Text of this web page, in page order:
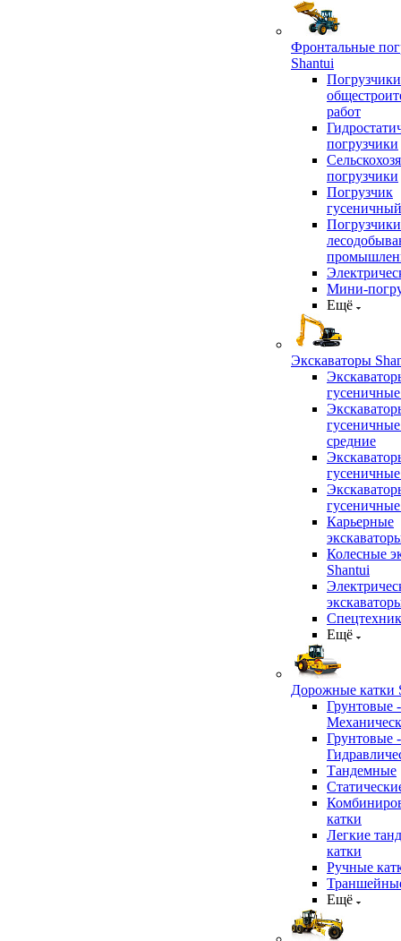
Фронтальные
Shantui
работ
погрузчики
погрузчики
Погрузчик
гусеничный
Мини-
Ещё
Экскаваторы
средние
Карьерные
Колесные
Shantui
Ещё
Дорожные катки
Грунтовые -
Грунтовые -
Тандемные
катки
Легкие
катки
Ручные
Ещё